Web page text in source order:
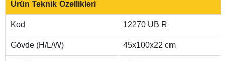
Ürün Teknik Özellikleri
Kod 12270 UB R
Gövde (H/L/W) 45x100x22 cm